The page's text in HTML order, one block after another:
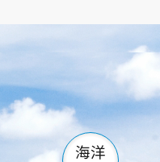
龜山 海生館
恆春
龍鑾潭自
瓊麻館
關山
白砂 海洋